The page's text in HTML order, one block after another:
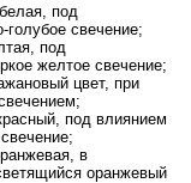
под
голубое свечение;
под
желтое свечение;
цвет, при
под влиянием
в
оранжевый